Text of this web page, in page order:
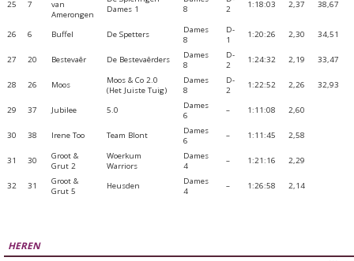
25 7
van
Amerongen
Dames 1
8
2
1:18:03 2,37 38,67
26 6 Buffel De Spetters
Dames
8
D-
1
1:20:26 2,30 34,51
27 20 Bestevaêr De Bestevaêrders
Dames
8
D-
2
1:24:32 2,19 33,47
28 26 Moos
Moos & Co 2.0
(Het Juiste Tuig)
Dames
8
D-
2
1:22:52 2,26 32,93
29 37 Jubilee 5.0
Dames
6
– 1:11:08 2,60
30 38 Irene Too Team Blont
Dames
6
– 1:11:45 2,58
31 30
Groot &
Grut 2
Woerkum
Warriors
Dames
4
– 1:21:16 2,29
32 31
Groot &
Grut 5
Heusden
Dames
4
– 1:26:58 2,14
HEREN